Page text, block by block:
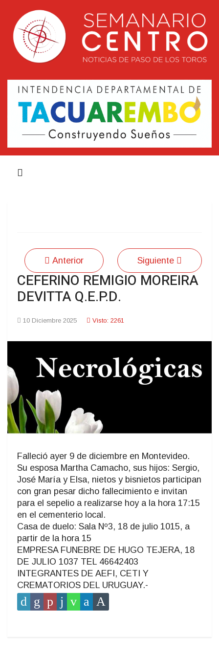
Anterior Siguiente
CEFERINO REMIGIO MOREIRA
DEVITTA Q.E.P.D.
10 Diciembre 2025 Visto: 2261
Falleció ayer 9 de diciembre en Montevideo.
Su esposa Martha Camacho, sus hijos: Sergio,
José María y Elsa, nietos y bisnietos participan
con gran pesar dicho fallecimiento e invitan
para el sepelio a realizarse hoy a la hora 17:15
en el cementerio local.
Casa de duelo: Sala Nº3, 18 de julio 1015, a
partir de la hora 15
EMPRESA FUNEBRE DE HUGO TEJERA, 18
DE JULIO 1037 TEL 46642403
INTEGRANTES DE AEFI, CETI Y
CREMATORIOS DEL URUGUAY.-